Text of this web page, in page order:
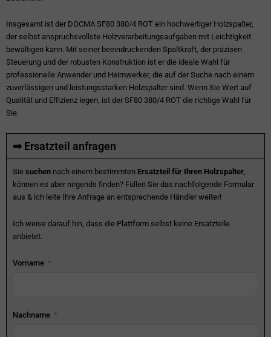
Insgesamt ist der DOCMA SF80 380/4 ROT ein hochwertiger Holzspalter,
der selbst anspruchsvollste Holzverarbeitungsaufgaben mit Leichtigkeit
bewältigen kann. Mit seiner beeindruckenden Spaltkraft, der präzisen
Steuerung und der robusten Konstruktion ist er die ideale Wahl für
professionelle Anwender und Heimwerker, die auf der Suche nach einem
zuverlässigen und leistungsstarken Holzspalter sind. Wenn Sie Wert auf
Qualität und Effizienz legen, ist der SF80 380/4 ROT die richtige Wahl für
Sie.
➡ Ersatzteil anfragen
Sie suchen nach einem bestimmten Ersatzteil für Ihren Holzspalter,
können es aber nirgends finden? Füllen Sie das nachfolgende Formular
aus & ich leite Ihre Anfrage an entsprechende Händler weiter!
Ich weise darauf hin, dass die Plattform selbst keine Ersatzteile
anbietet.
Vorname
Nachname